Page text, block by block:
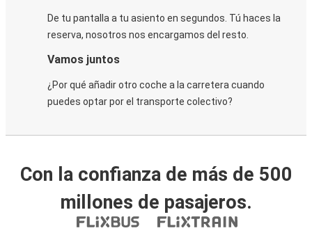
De tu pantalla a tu asiento en segundos. Tú haces la
reserva, nosotros nos encargamos del resto.
Vamos juntos
¿Por qué añadir otro coche a la carretera cuando
puedes optar por el transporte colectivo?
Con la confianza de más de 500
millones de pasajeros.